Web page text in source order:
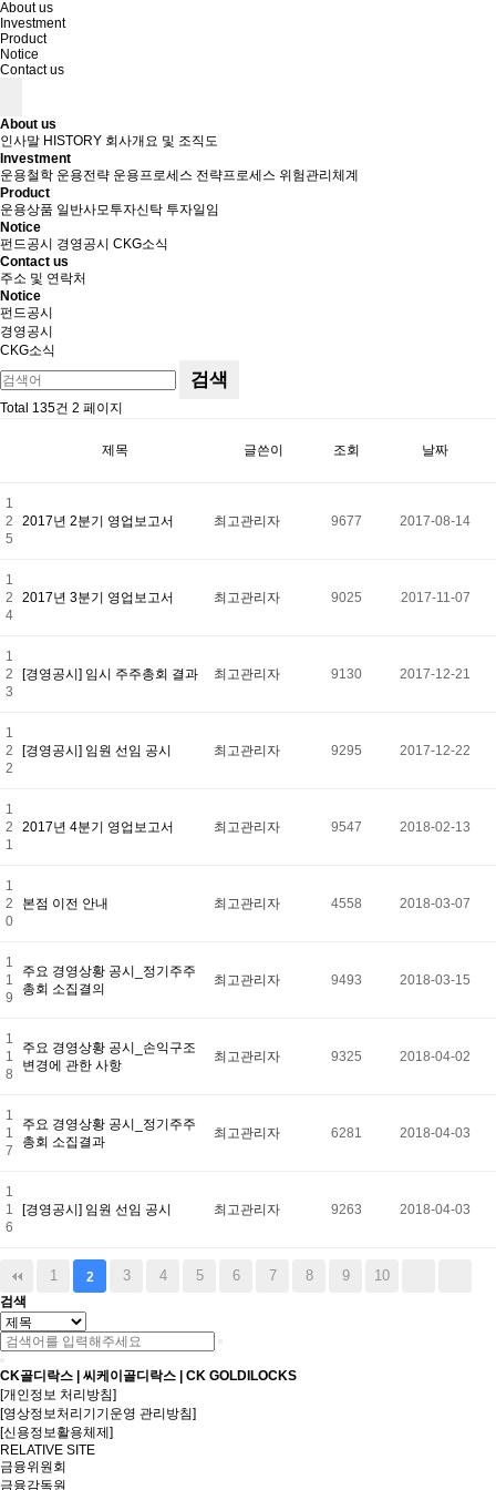
About us
Investment
Product
Notice
Contact us
About us
인사말 HISTORY 회사개요 및 조직도
Investment
운용철학 운용전략 운용프로세스 전략프로세스 위험관리체계
Product
운용상품 일반사모투자신탁 투자일임
Notice
펀드공시
경영공시 CKG소식
Contact us
주소 및 연락처
Notice
펀드공시
경영공시
CKG소식
검색
Total 135건 2 페이지
제목 글쓴이 조회 날짜
1
2
5
2017년 2분기 영업보고서 최고관리자 9677 2017-08-14
1
2
4
2017년 3분기 영업보고서 최고관리자 9025 2017-11-07
1
2
3
[경영공시] 임시 주주총회 결과 최고관리자 9130 2017-12-21
1
2
2
[경영공시] 임원 선임 공시 최고관리자 9295 2017-12-22
1
2
1
2017년 4분기 영업보고서 최고관리자 9547 2018-02-13
1
2
0
본점 이전 안내 최고관리자 4558 2018-03-07
1
1
9
주요 경영상황 공시_정기주주
총회 소집결의
최고관리자 9493 2018-03-15
1
1
8
주요 경영상황 공시_손익구조
변경에 관한 사항
최고관리자 9325 2018-04-02
1
1
7
주요 경영상황 공시_정기주주
총회 소집결과
최고관리자 6281 2018-04-03
1
1
6
[경영공시] 임원 선임 공시 최고관리자 9263 2018-04-03
1 2 3 4 5 6 7 8 9 10
검색
CK골디락스 | 씨케이골디락스 | CK GOLDILOCKS
[개인정보 처리방침]
[영상정보처리기기운영 관리방침]
[신용정보활용체제]
RELATIVE SITE
금융위원회
금융감독원